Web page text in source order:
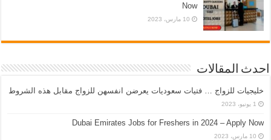
Now
10 مارس، 2023
احدث المقالات
خليجيات للزواج … فتيات سعوديات يعرضن انفسهن للزواج مقابل هذه الشروط
1 يونيو، 2023
Dubai Emirates Jobs for Freshers in 2024 – Apply Now
10 مارس، 2023